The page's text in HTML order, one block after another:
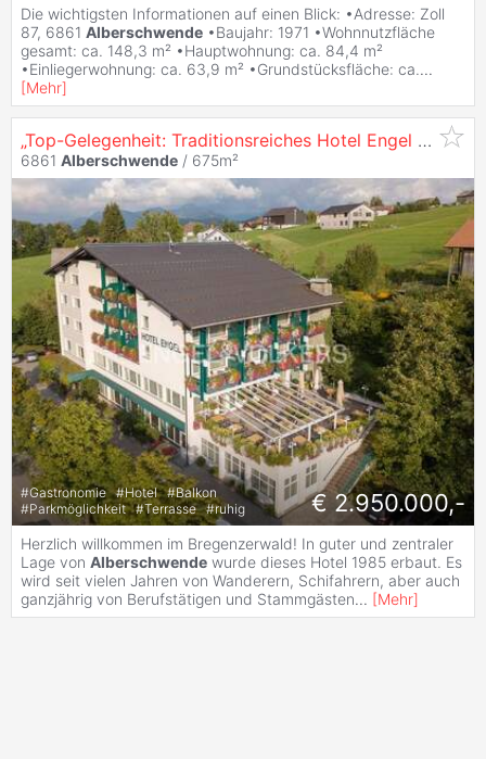
Die wichtigsten Informationen auf einen Blick: •Adresse: Zoll
87, 6861 Alberschwende •Baujahr: 1971 •Wohnnutzfläche
gesamt: ca. 148,3 m² •Hauptwohnung: ca. 84,4 m²
•Einliegerwohnung: ca. 63,9 m² •Grundstücksfläche: ca....
[Mehr]
„Top-Gelegenheit: Traditionsreiches Hotel Engel in zentraler Lage von
6861 Alberschwende / 675m²
#Gastronomie #Hotel #Balkon
#Parkmöglichkeit #Terrasse #ruhig € 2.950.000,-
Herzlich willkommen im Bregenzerwald! In guter und zentraler
Lage von Alberschwende wurde dieses Hotel 1985 erbaut. Es
wird seit vielen Jahren von Wanderern, Schifahrern, aber auch
ganzjährig von Berufstätigen und Stammgästen... [Mehr]